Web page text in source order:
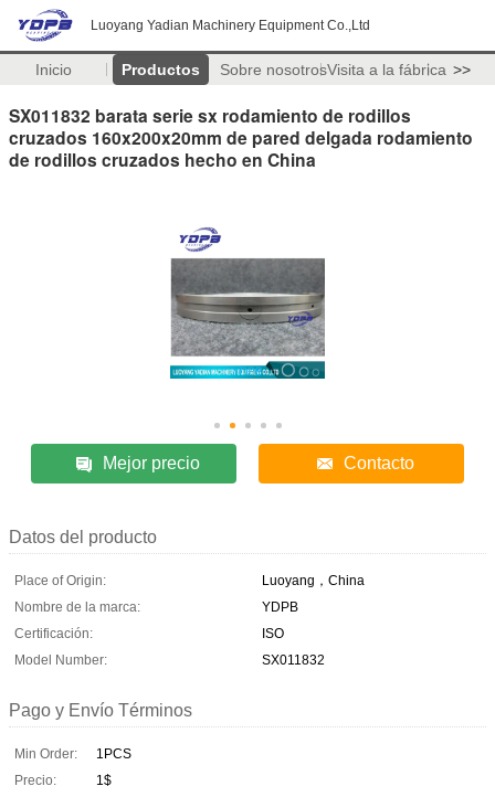
Luoyang Yadian Machinery Equipment Co.,Ltd
Inicio Productos Sobre nosotrosVisita a la fábrica >>
SX011832 barata serie sx rodamiento de rodillos
cruzados 160x200x20mm de pared delgada rodamiento
de rodillos cruzados hecho en China
Mejor precio Contacto
Datos del producto
Place of Origin:
Luoyang，China
Nombre de la marca:
YDPB
Certificación:
ISO
Model Number:
SX011832
Pago y Envío Términos
Min Order:
1PCS
Precio:
1$